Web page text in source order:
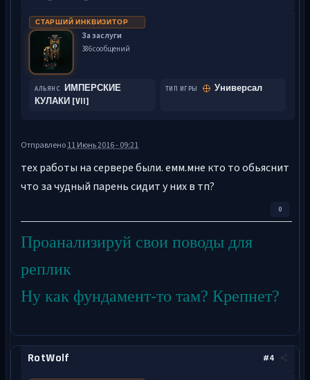
СТАРШИЙ ИНКВИЗИТОР
За заслуги
386 сообщений
АЛЬЯНС
ИМПЕРСКИЕ
КУЛАКИ [VII]
ТИП ИГРЫ Универсал
Отправлено11 Июнь 2016 - 09:21
тех работы на сервере были. емм.мне кто то обьяснит
что за чудный парень сидит у них в тп?
0
Проанализируй свои поводы для
реплик
Ну как фундамент-то там? Крепнет?
#4
RotWolf